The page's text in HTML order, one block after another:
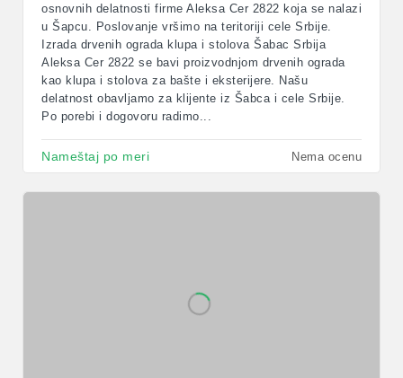
osnovnih delatnosti firme Aleksa Cer 2822 koja se nalazi
u Šapcu. Poslovanje vršimo na teritoriji cele Srbije.
Izrada drvenih ograda klupa i stolova Šabac Srbija
Aleksa Cer 2822 se bavi proizvodnjom drvenih ograda
kao klupa i stolova za bašte i eksterijere. Našu
delatnost obavljamo za klijente iz Šabca i cele Srbije.
Po porebi i dogovoru radimo...
Nameštaj po meri Nema ocenu